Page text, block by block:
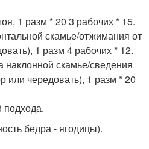
1 разм * 20 3 рабочих * 15.
скамье/отжимания от
1 разм 4 рабочих * 12.
наклонной скамье/сведения
или чередовать), 1 разм * 20
подхода.
бедра - ягодицы).